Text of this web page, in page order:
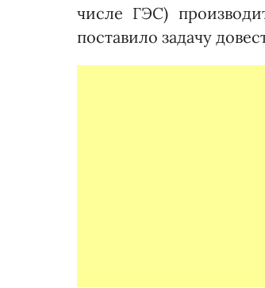
числе ГЭС)
поставило задачу